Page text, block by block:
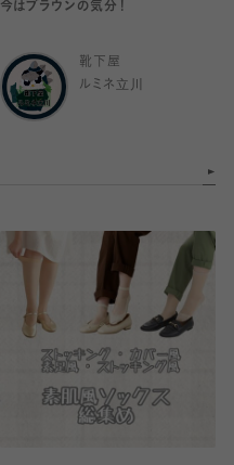
今はブラウンの気分！
靴下屋
ルミネ立川